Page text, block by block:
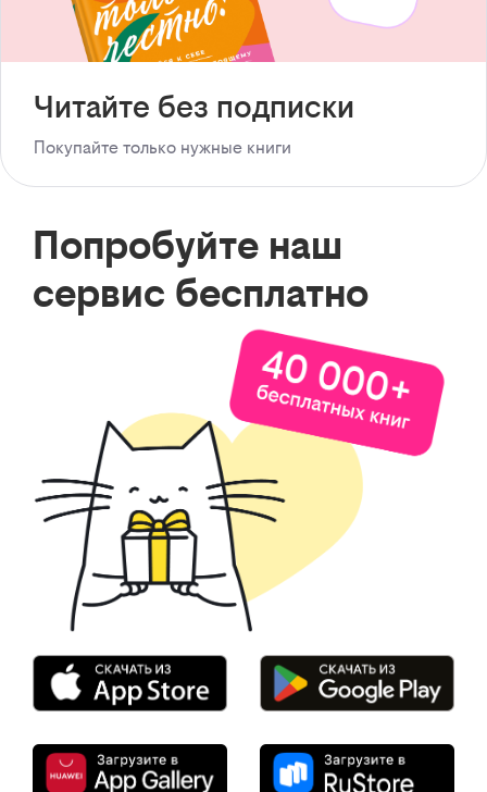
Читайте без подписки
Покупайте только нужные книги
Попробуйте наш
сервис бесплатно